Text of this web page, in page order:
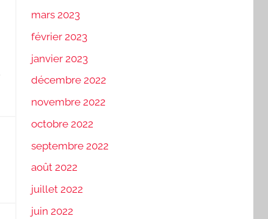
mars 2023
février 2023
janvier 2023
décembre 2022
novembre 2022
octobre 2022
septembre 2022
août 2022
juillet 2022
juin 2022